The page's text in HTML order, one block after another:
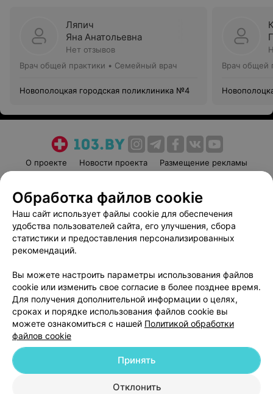
Ляпич
Яна Анатольевна
Нет отзывов
Врач общей практики • Семейный врач
Новополоцкая городская поликлиника №4
Врач общей
О проекте Новости проекта
Размещение рекламы
Пользовательское соглашение
Способы оплаты
Вакансии
Партнеры
Написать руководителю 103.by
Обработка персональных данных
© 2026 ООО «Артокс Лаб», УНП 191700409
| 220012, Республика Беларусь,
Обработка файлов cookie
Наш сайт использует файлы cookie для обеспечения
удобства пользователей сайта, его улучшения, сбора
статистики и предоставления персонализированных
рекомендаций.
Вы можете настроить параметры использования файлов
cookie или изменить свое согласие в более позднее время.
Для получения дополнительной информации о целях,
сроках и порядке использования файлов cookie вы
можете ознакомиться с нашей Политикой обработки
файлов cookie
Отклонить
Принять